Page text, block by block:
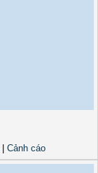
Cảnh cáo